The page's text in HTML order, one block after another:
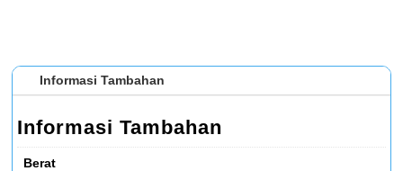
Informasi Tambahan
Informasi Tambahan
Berat